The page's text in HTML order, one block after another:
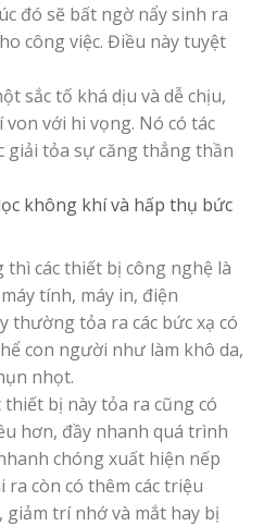
đó sẽ bất ngờ nẩy sinh ra
công việc. Điều này tuyệt
sắc tố khá dịu và dễ chịu,
với hi vọng. Nó có tác
giải tỏa sự căng thẳng thần
không khí và hấp thụ bức
các thiết bị công nghệ là
tính, máy in, điện
tỏa ra các bức xạ có
con người như làm khô da,
nhọt.
bị này tỏa ra cũng có
hơn, đầy nhanh quá trình
chóng xuất hiện nếp
còn có thêm các triệu
trí nhớ và mắt hay bị